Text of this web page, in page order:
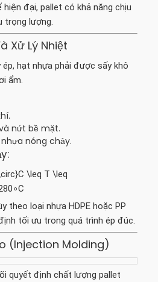
đại, pallet có khả năng chịu
trọng lượng.
Xử Lý Nhiệt
hạt nhựa phải được sấy khô
ẩm.
nứt bề mặt.
nóng chảy.
\leq T \leq
0∘C
theo loại nhựa HDPE hoặc PP
tối ưu trong quá trình ép đúc.
(Injection Molding)
quyết định chất lượng pallet